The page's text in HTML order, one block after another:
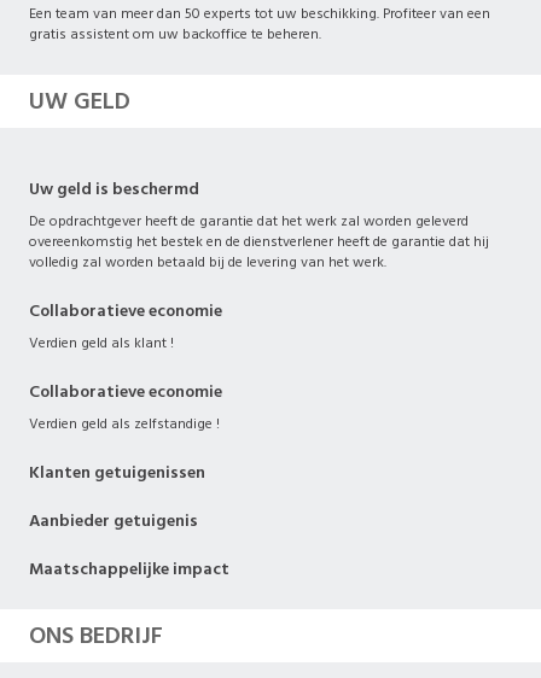
Een team van meer dan 50 experts tot uw beschikking. Profiteer van een
gratis assistent om uw backoffice te beheren.
UW GELD
Uw geld is beschermd
De opdrachtgever heeft de garantie dat het werk zal worden geleverd
overeenkomstig het bestek en de dienstverlener heeft de garantie dat hij
volledig zal worden betaald bij de levering van het werk.
Collaboratieve economie
Verdien geld als klant !
Collaboratieve economie
Verdien geld als zelfstandige !
Klanten getuigenissen
Aanbieder getuigenis
Maatschappelijke impact
ONS BEDRIJF